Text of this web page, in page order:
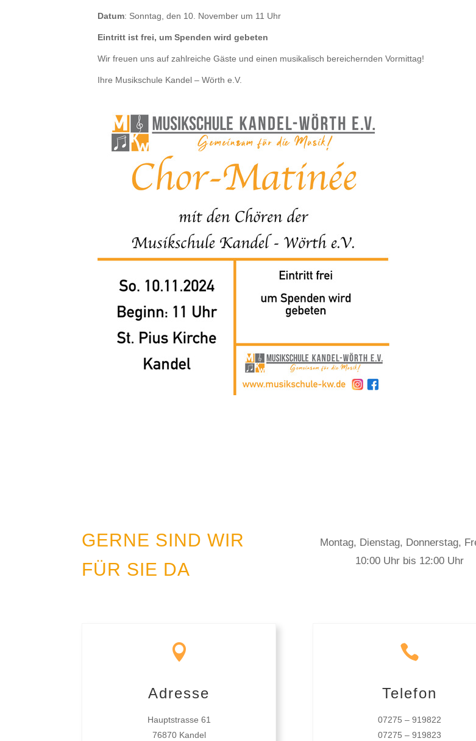
Datum: Sonntag, den 10. November um 11 Uhr
Eintritt ist frei, um Spenden wird gebeten
Wir freuen uns auf zahlreiche Gäste und einen musikalisch bereichernden Vormittag!
Ihre Musikschule Kandel – Wörth e.V.
GERNE SIND WIR
FÜR SIE DA
Montag, Dienstag, Donnerstag,
10:00 Uhr bis 12:00 Uhr

Adresse
Hauptstrasse 61
76870 Kandel

Telefon
07275 – 919822
07275 – 919823